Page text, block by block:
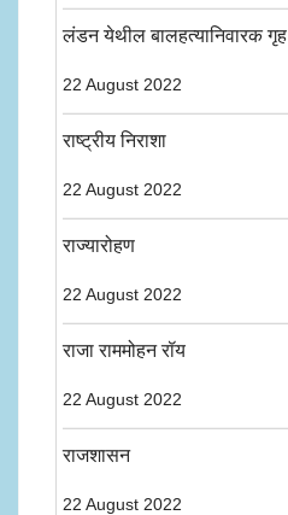
लंडन येथील बालहत्यानिवारक गृह
22 August 2022
राष्ट्रीय निराशा
22 August 2022
राज्यारोहण
22 August 2022
राजा राममोहन रॉय
22 August 2022
राजशासन
22 August 2022